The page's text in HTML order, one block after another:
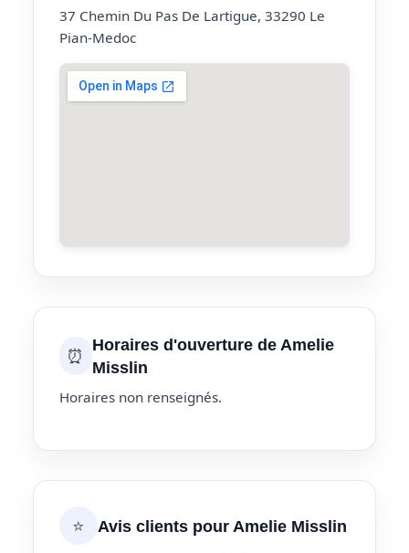
37 Chemin Du Pas De Lartigue, 33290 Le
Pian-Medoc
⏰
Horaires d'ouverture de Amelie
Misslin
Horaires non renseignés.
⭐ Avis clients pour Amelie Misslin